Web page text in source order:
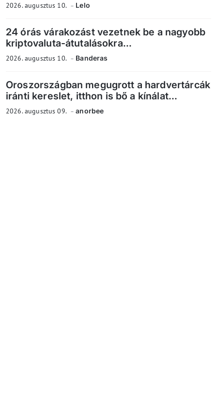
2026. augusztus 10. Lelo
24 órás várakozást vezetnek be a nagyobb
kriptovaluta-átutalásokra...
2026. augusztus 10. Banderas
Oroszországban megugrott a hardvertárcák
iránti kereslet, itthon is bő a kínálat...
2026. augusztus 09. anorbee